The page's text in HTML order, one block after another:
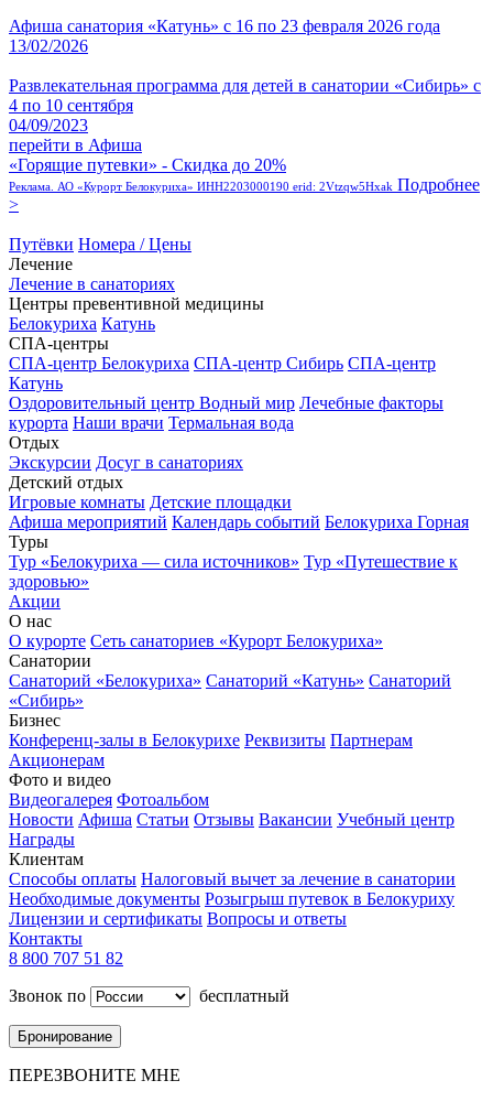
Афиша санатория «Катунь» с 16 по 23 февраля 2026 года
13/02/2026
Развлекательная программа для детей в санатории «Сибирь» с
4 по 10 сентября
04/09/2023
перейти в Афиша
«Горящие путевки» - Скидка до 20%
Реклама. АО «Курорт Белокуриха» ИНН2203000190 erid: 2Vtzqw5Hxak Подробнее
>
Путёвки Номера / Цены
Лечение
Лечение в санаториях
Центры превентивной медицины
Белокуриха Катунь
СПА-центры
СПА-центр Белокуриха СПА-центр Сибирь СПА-центр
Катунь
Оздоровительный центр Водный мир Лечебные факторы
курорта Наши врачи Термальная вода
Отдых
Экскурсии Досуг в санаториях
Детский отдых
Игровые комнаты Детские площадки
Афиша мероприятий Календарь событий Белокуриха Горная
Туры
Тур «Белокуриха — сила источников» Тур «Путешествие к
здоровью»
Акции
О нас
О курорте Сеть санаториев «Курорт Белокуриха»
Санатории
Санаторий «Белокуриха» Санаторий «Катунь» Санаторий
«Сибирь»
Бизнес
Конференц-залы в Белокурихе Реквизиты Партнерам
Акционерам
Фото и видео
Видеогалерея Фотоальбом
Новости Афиша Статьи Отзывы Вакансии Учебный центр
Награды
Клиентам
Способы оплаты Налоговый вычет за лечение в санатории
Необходимые документы Розыгрыш путевок в Белокуриху
Лицензии и сертификаты Вопросы и ответы
Контакты
8 800 707 51 82
Звонок по
бесплатный
Бронирование
ПЕРЕЗВОНИТЕ МНЕ